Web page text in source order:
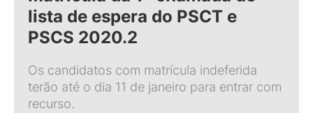
lista de espera do PSCT e
PSCS 2020.2
Os candidatos com matrícula indeferida
terão até o dia 11 de janeiro para entrar com
recurso.